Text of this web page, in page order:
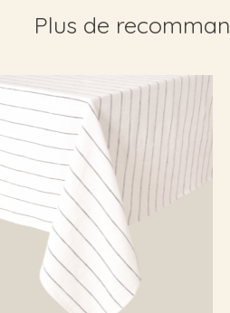
Plus de